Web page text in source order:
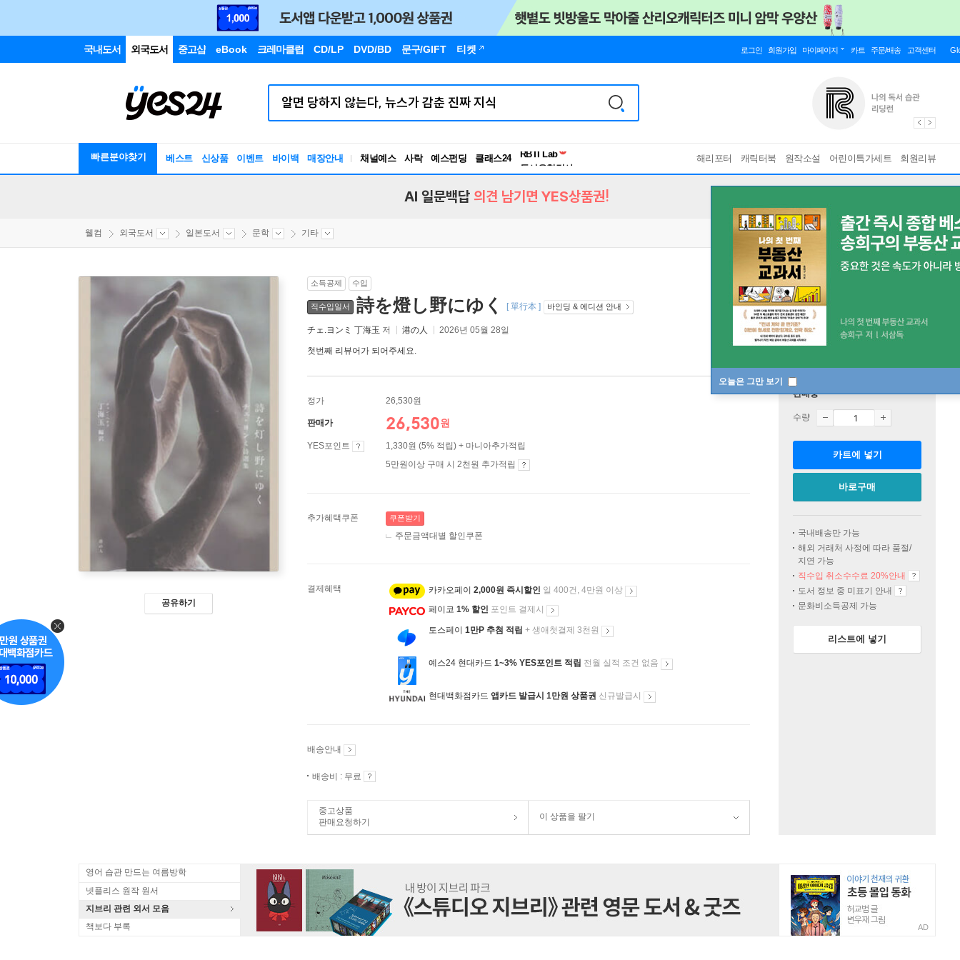
국내도서 외국도서 중고샵 eBook 크레마클럽 CD/LP DVD/BD 문구/GIFT 티켓 로그인 회원가입 마이페이지 카트 주문/배송 고객센터
빠른분야찾기 베스트 신상품 이벤트 바이백 매장안내 채널예스 사락 예스펀딩 클래스24
독서유형검사
해리포터 캐릭터북 원작소설 어린이특가세트 회원리뷰
오늘은 그만 보기
AI 일문백답 의견 남기면 YES상품권!
웰컴 외국도서 일본도서 문학 기타
공유하기
소득공제 수입
직수입일서 詩を燈し野にゆく [ 單行本 ] 바인딩 & 에디션 안내
チェ.ヨンミ 丁海玉 저 港の人 2026년 05월 28일
첫번째 리뷰어가 되어주세요.
정가 26,530원
판매가 26,530원
YES포인트
1,330원 (5% 적립) + 마니아추가적립
5만원이상 구매 시 2천원 추가적립
추가혜택쿠폰 쿠폰받기
주문금액대별 할인쿠폰
결제혜택 카카오페이 2,000원 즉시할인 일 400건, 4만원 이상
페이코 1% 할인 포인트 결제시
토스페이 1만P 추첨 적립 + 생애첫결제 3천원
예스24 현대카드 1~3% YES포인트 적립 전월 실적 조건 없음
현대백화점카드 앱카드 발급시 1만원 상품권 신규발급시
배송안내
배송비 : 무료
중고상품
판매요청하기
이 상품을 팔기
판매중
수량
카트에 넣기
바로구매
국내배송만 가능
해외 거래처 사정에 따라 품절/
지연 가능
직수입 취소수수료 20%안내
도서 정보 중 미표기 안내
문화비소득공제 가능
리스트에 넣기
영어 습관 만드는 여름방학
넷플리스 원작 원서
지브리 관련 외서 모음
책보다 부록
AD